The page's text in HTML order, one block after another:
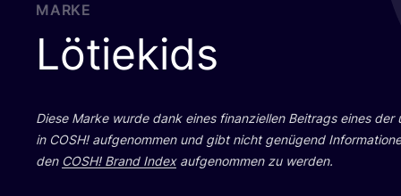
MARKE
Lötiekids
Die­se Mar­ke wur­de dank eines finan­zi­el­len Bei­trags eines
in COSH! auf­ge­nom­men und gibt nicht genü­gend
den COSH! Brand Indexauf­ge­nom­men zu werden.